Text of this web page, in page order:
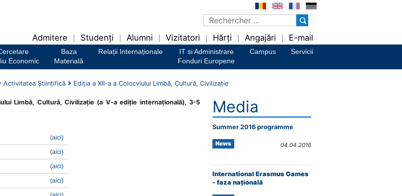
Admitere Studenți Alumni Vizitatori Hărți Angajări E-mail
Economic
Baza
Materială
Relații Internaționale
IT si Administrare
Fonduri Europene
Campus Servicii
Activitatea Ştiinţifică Ediţia a XII-a a Colocviului Limbă, Cultură, Civilizaţie
Limbă, Cultură, Civilizaţie (a V-a ediţie internaţională), 3-5
(aici)
(aici)
(aici)
(aici)
Media
Summer 2016 programme
News 04.04.2016
International Erasmus Games
- faza națională